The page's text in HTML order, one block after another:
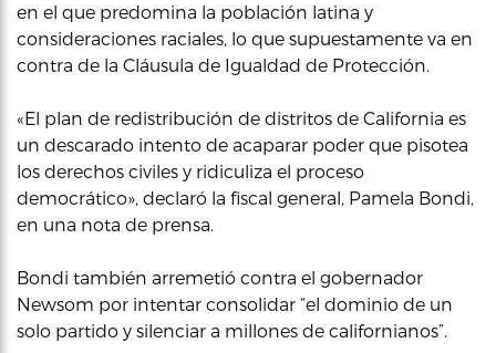
en el que predomina la población latina y
consideraciones raciales, lo que supuestamente va en
contra de la Cláusula de Igualdad de Protección.
«El plan de redistribución de distritos de California es
un descarado intento de acaparar poder que pisotea
los derechos civiles y ridiculiza el proceso
democrático», declaró la fiscal general, Pamela Bondi,
en una nota de prensa.
Bondi también arremetió contra el gobernador
Newsom por intentar consolidar “el dominio de un
solo partido y silenciar a millones de californianos”.